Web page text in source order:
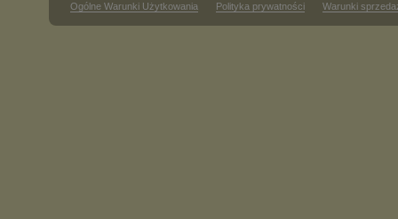
Ogólne Warunki Użytkowania Polityka prywatności Warunki